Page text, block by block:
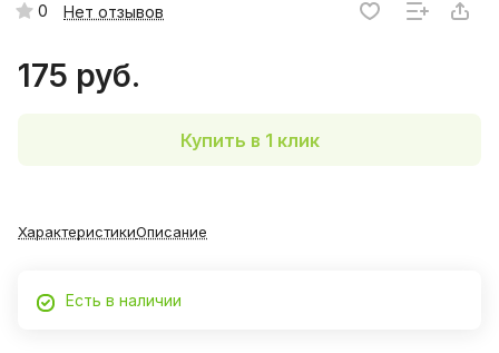
0 Нет отзывов
175 руб.
Купить в 1 клик
ХарактеристикиОписание
Есть в наличии